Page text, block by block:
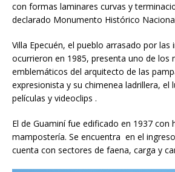
con formas laminares curvas y
declarado Monumento Histórico
Villa Epecuén, el pueblo arrasado por las
ocurrieron en 1985, presenta uno de los
emblemáticos del arquitecto de las
expresionista y su chimenea ladrillera, el
películas y videoclips .
El de Guaminí fue edificado en 1937 con
mampostería. Se encuentra en el
cuenta con sectores de faena, carga y